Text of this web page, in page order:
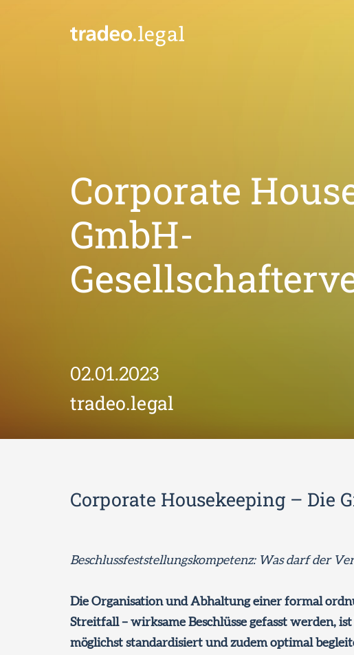
Corporate
GmbH-
02.01.2023
tradeo.legal
Corporate Housekeeping – Die
Beschlussfeststellungskompetenz: Was darf der
Die Organisation und Abhaltung einer formal
Streitfall – wirksame Beschlüsse gefasst werden,
möglichst standardisiert und zudem optimal